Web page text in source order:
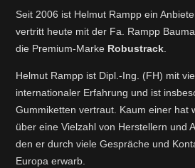
Seit 2006 ist Helmut Rampp ein
vertritt heute mit der Fa. Rampp
die Premium-Marke Robustrack.
Helmut Rampp ist Dipl.-Ing. (FH) mit
internationaler Erfahrung und ist
Gummiketten vertraut. Kaum einer hat
über eine Vielzahl von Herstellern und
den er durch viele Gespräche und
Europa erwarb.